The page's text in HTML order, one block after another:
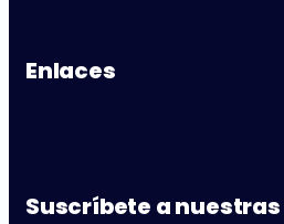
Enlaces
Suscríbete a